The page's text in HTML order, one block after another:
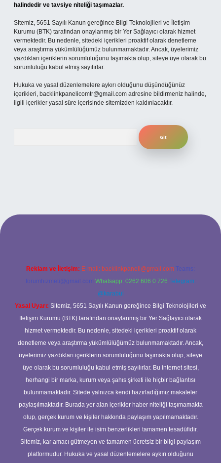
halindedir ve tavsiye niteliği taşımazlar.
Sitemiz, 5651 Sayılı Kanun gereğince Bilgi Teknolojileri ve İletişim
Kurumu (BTK) tarafından onaylanmış bir Yer Sağlayıcı olarak hizmet
vermektedir. Bu nedenle, sitedeki içerikleri proaktif olarak denetleme
veya araştırma yükümlülüğümüz bulunmamaktadır. Ancak, üyelerimiz
yazdıkları içeriklerin sorumluluğunu taşımakta olup, siteye üye olarak bu
sorumluluğu kabul etmiş sayılırlar.
Hukuka ve yasal düzenlemelere aykırı olduğunu düşündüğünüz
içerikleri, backlinkpanelicomtr@gmail.com adresine bildirmeniz halinde,
ilgili içerikler yasal süre içerisinde sitemizden kaldırılacaktır.
Reklam ve İletişim: E-mail: backlinkpaneli@gmail.com Teams:
forumhizmeti@gmail.com Whatsapp: 0262 606 0 726 Telegram:
@karabul
Yasal Uyarı: Sitemiz, 5651 Sayılı Kanun gereğince Bilgi Teknolojileri ve
İletişim Kurumu (BTK) tarafından onaylanmış bir Yer Sağlayıcı olarak
hizmet vermektedir. Bu nedenle, sitedeki içerikleri proaktif olarak
denetleme veya araştırma yükümlülüğümüz bulunmamaktadır. Ancak,
üyelerimiz yazdıkları içeriklerin sorumluluğunu taşımakta olup, siteye
üye olarak bu sorumluluğu kabul etmiş sayılırlar. Bu internet sitesi,
herhangi bir marka, kurum veya şahıs şirketi ile hiçbir bağlantısı
bulunmamaktadır. Sitede yalnızca kendi hazırladığımız makaleler
paylaşılmaktadır. Burada yer alan içerikler haber niteliği taşımamakta
olup, gerçek kurum ve kişiler hakkında paylaşım yapılmamaktadır.
Gerçek kurum ve kişiler ile isim benzerlikleri tamamen tesadüfidir.
Sitemiz, kar amacı gütmeyen ve tamamen ücretsiz bir bilgi paylaşım
platformudur. Hukuka ve yasal düzenlemelere aykırı olduğunu